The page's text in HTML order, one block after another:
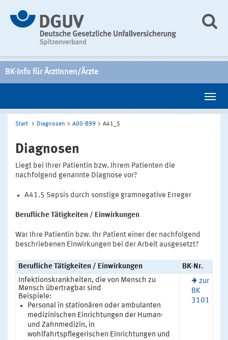
BK-Info für Ärztinnen/Ärzte
Start Diagnosen A00-B99 A41_5
Diagnosen
Liegt bei Ihrer Patientin bzw. Ihrem Patienten die
nachfolgend genannte Diagnose vor?
A41.5 Sepsis durch sonstige gramnegative Erreger
Berufliche Tätigkeiten / Einwirkungen
War Ihre Patientin bzw. Ihr Patient einer der nachfolgend
beschriebenen Einwirkungen bei der Arbeit ausgesetzt?
Berufliche Tätigkeiten / Einwirkungen
BK-Nr.
Infektionskrankheiten, die von Mensch zu
Mensch übertragbar sind
Beispiele:
Personal in stationären oder ambulanten
medizinischen Einrichtungen der Human-
und Zahnmedizin, in
wohlfahrtspflegerischen Einrichtungen und
zur
BK
3101